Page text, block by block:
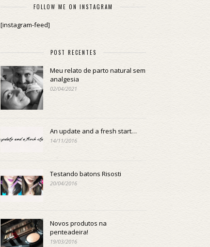
FOLLOW ME ON INSTAGRAM
[instagram-feed]
POST RECENTES
Meu relato de parto natural sem
analgesia
02/04/2021
An update and a fresh start…
14/11/2016
Testando batons Risosti
20/04/2016
Novos produtos na
penteadeira!
19/03/2016